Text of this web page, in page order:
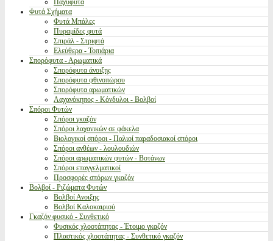
Παχύφυτα
Φυτά Σχήματα
Φυτά Μπάλες
Πυραμίδες φυτά
Σπιράλ - Στριφτά
Ελεύθερα - Τοπιάρια
Σπορόφυτα - Αρωματικά
Σπορόφυτα άνοιξης
Σπορόφυτα φθινοπώρου
Σπορόφυτα αρωματικών
Λαχανόκηπος - Κόνδυλοι - Βολβοί
Σπόροι Φυτών
Σπόροι γκαζόν
Σπόροι λαχανικών σε φάκελα
Βιολογικοί σπόροι - Παλιοί παραδοσιακοί σπόροι
Σπόροι ανθέων - λουλουδιών
Σπόροι αρωματικών φυτών - Βοτάνων
Σπόροι επαγγελματικοί
Προσφορές σπόρων γκαζόν
Βολβοί - Ριζώματα Φυτών
Βολβοί Ανοιξης
Βολβοί Καλοκαιριού
Γκαζόν φυσικό - Συνθετικό
Φυσικός χλοοτάπητας - Έτοιμο γκαζόν
Πλαστικός χλοοτάπητας - Συνθετικό γκαζόν